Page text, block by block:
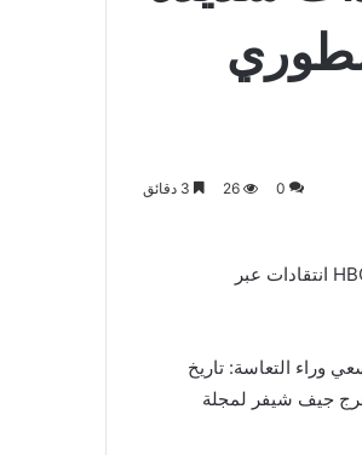
0
26
أثار ظهور روب راينر الأخير على الشاشة في أحدث فيلم كوميدي لاري ديفيد على شبكة HBO انتقادات عبر
وراء التعاسة: تاريخ
جيف شيفر لمجلة